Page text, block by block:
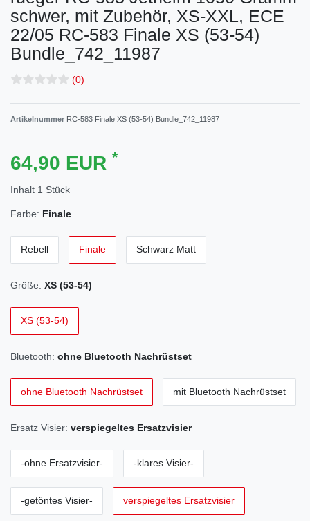
schwer, mit Zubehör, XS-XXL, ECE
22/05 RC-583 Finale XS (53-54)
Bundle_742_11987
(0)
Artikelnummer RC-583 Finale XS (53-54) Bundle_742_11987
64,90 EUR *
Inhalt 1 Stück
Farbe: Finale
Rebell Finale Schwarz Matt
Größe: XS (53-54)
XS (53-54)
Bluetooth: ohne Bluetooth Nachrüstset
ohne Bluetooth Nachrüstset mit Bluetooth Nachrüstset
Ersatz Visier: verspiegeltes Ersatzvisier
-ohne Ersatzvisier- -klares Visier-
-getöntes Visier- verspiegeltes Ersatzvisier